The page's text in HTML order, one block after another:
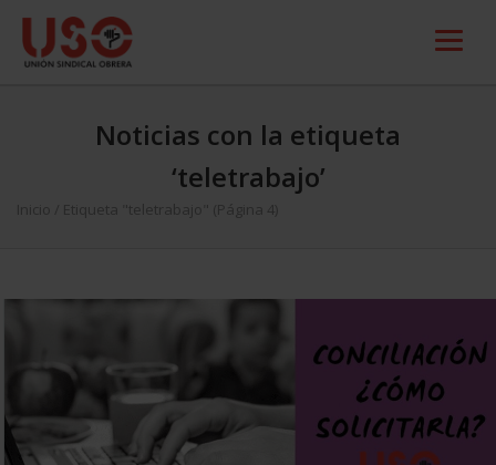
Noticias con la etiqueta
‘teletrabajo’
Inicio Etiqueta "teletrabajo" (Página 4)